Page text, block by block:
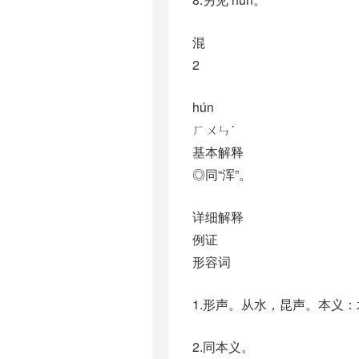
混
2
hún
ㄏㄨㄣˊ
基本解释
◎同“浑”。
详细解释
例证
形容词
1.形声。从水，昆声。本义：
2.同本义。